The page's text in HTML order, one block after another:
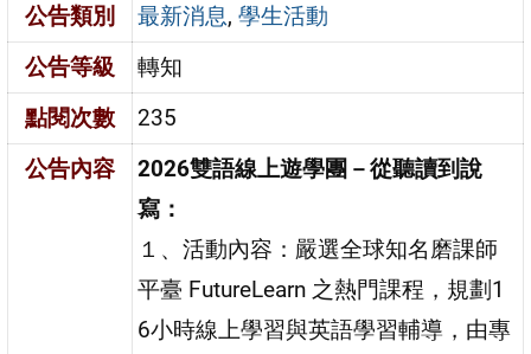
公告類別
最新消息,學生活動
公告等級
轉知
點閱次數
235
公告內容
2026雙語線上遊學團－從聽讀到說
寫：
１、活動內容：嚴選全球知名磨課師
平臺 FutureLearn 之熱門課程，規劃1
6小時線上學習與英語學習輔導，由專